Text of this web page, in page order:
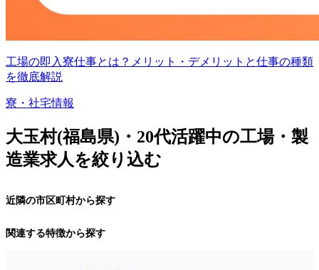
工場の即入寮仕事とは？メリット・デメリットと仕事の種類
を徹底解説
寮・社宅情報
大玉村(福島県)・20代活躍中の工場・製
造業求人を絞り込む
近隣の市区町村から探す
関連する特徴から探す